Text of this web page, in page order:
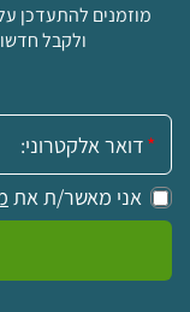
מוזמנים להתעדכן
ולקבל
אימייל:
אני מאשר/ת את